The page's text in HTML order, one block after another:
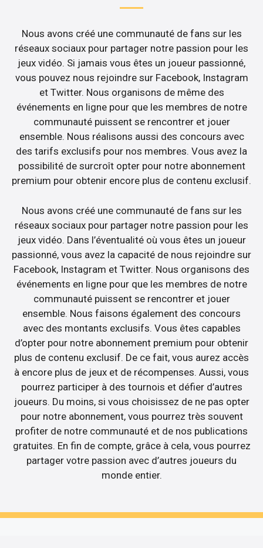
Nous avons créé une communauté de fans sur les
réseaux sociaux pour partager notre passion pour les
jeux vidéo. Si jamais vous êtes un joueur passionné,
vous pouvez nous rejoindre sur Facebook, Instagram
et Twitter. Nous organisons de même des
événements en ligne pour que les membres de notre
communauté puissent se rencontrer et jouer
ensemble. Nous réalisons aussi des concours avec
des tarifs exclusifs pour nos membres. Vous avez la
possibilité de surcroît opter pour notre abonnement
premium pour obtenir encore plus de contenu exclusif.
Nous avons créé une communauté de fans sur les
réseaux sociaux pour partager notre passion pour les
jeux vidéo. Dans l’éventualité où vous êtes un joueur
passionné, vous avez la capacité de nous rejoindre sur
Facebook, Instagram et Twitter. Nous organisons des
événements en ligne pour que les membres de notre
communauté puissent se rencontrer et jouer
ensemble. Nous faisons également des concours
avec des montants exclusifs. Vous êtes capables
d’opter pour notre abonnement premium pour obtenir
plus de contenu exclusif. De ce fait, vous aurez accès
à encore plus de jeux et de récompenses. Aussi, vous
pourrez participer à des tournois et défier d’autres
joueurs. Du moins, si vous choisissez de ne pas opter
pour notre abonnement, vous pourrez très souvent
profiter de notre communauté et de nos publications
gratuites. En fin de compte, grâce à cela, vous pourrez
partager votre passion avec d’autres joueurs du
monde entier.